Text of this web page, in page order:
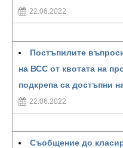
22.06.2022
Постъпилите
на ВСС от квотата на
подкрепа са достъпни
22.06.2022
Съобщение до